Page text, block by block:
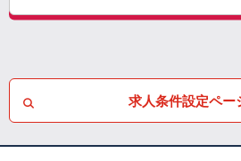
求人条件設定ペー